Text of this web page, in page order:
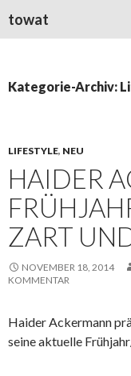
towat
Kategorie-Archiv:
LIFESTYLE, NEU
HAIDER
ZART
NOVEMBER 18, 2014
KOMMENTAR
Haider Ackermann
seine aktuelle